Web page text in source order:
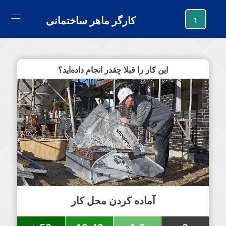
کارگر ماهر ساختمانی 1
این کار را قبلا چقدر انجام داده‌اید؟
آماده کردن محل کار